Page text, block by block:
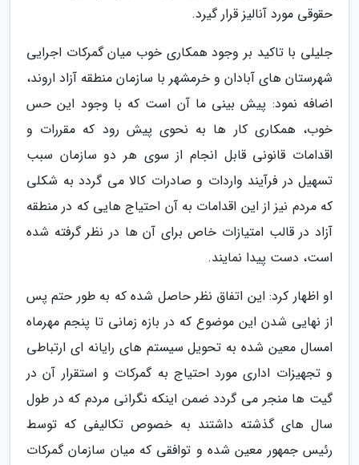
حقوقی مورد آنالیز قرار گیرد.
جلیلی با تاکید بر وجود همکاری خوب میان گمرکات اجرایی
شهرستان های آبادان و خرمشهر با سازمان منطقه آزاد اروند،
اضافه نمود: پیش بینی ما آن است که با وجود این حس
خوب، همکاری کار ها به نحوی پیش رود که مقررات و
اقدامات قانونی قابل انجام از سوی هر دو سازمان سبب
تسهیل در فرآیند واردات و صادرات کالا می گردد به شکلی
که مردم نیز از این اقدامات به آن احتیاج هایی که در منطقه
آزاد در قالب امتیازات خاص برای آن ها در نظر گرفته شده
است، دست پیدا نمایند.
او اظهار کرد: این اتفاق نظر حاصل شده که به طور حتم پس
از نهایی شدن این موضوع که در بازه زمانی تا پنجم مهرماه
امسال معین شده به تحویل سیستم های رایانه ای ارتباطی
و تجهیزات اداری مورد احتیاج به گمرکات و استقرار آن در
گیت ها منجر می گردد ضمن اینکه نگرانی مردم که در طول
سال های گذشته داشتند به خصوص تکالیفی که توسط
رئیس جمهور معین شده و توافقی که میان سازمان گمرکات